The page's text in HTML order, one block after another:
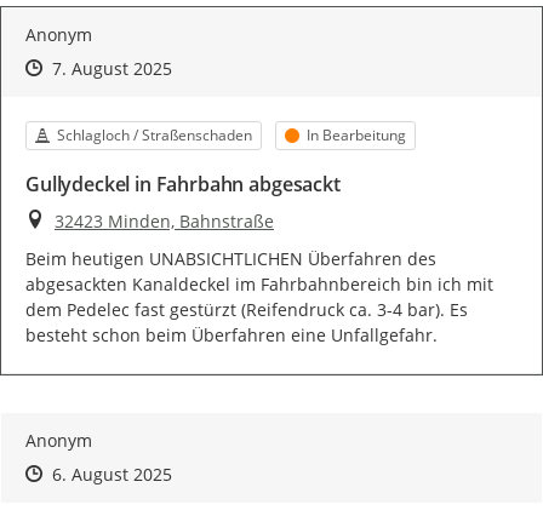
Anonym
Zeitpunkt des Erstellens
Zeitpunkt des Erstellens
7. August 2025Zur Äußerung
Kategorie
Schlagloch / Straßenschaden Status
In Bearbeitung
Gullydeckel in Fahrbahn abgesackt
Ort
32423 Minden, Bahnstraße
Beim heutigen UNABSICHTLICHEN Überfahren des
abgesackten Kanaldeckel im Fahrbahnbereich bin ich mit
dem Pedelec fast gestürzt (Reifendruck ca. 3-4 bar). Es
besteht schon beim Überfahren eine Unfallgefahr.
Anonym
Zeitpunkt des Erstellens
Zeitpunkt des Erstellens
6. August 2025Zur Äußerung